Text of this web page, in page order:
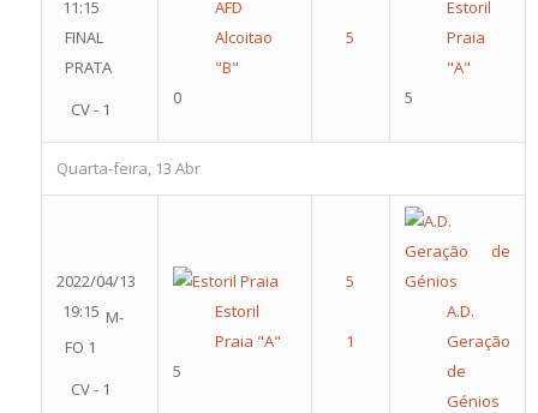
11:15
FINAL
PRATA
CV - 1
AFD
Alcoitao
"B"
0
Estoril
Praia
"A"
5
Quarta-feira, 13 Abr
2022/04/13
19:15 M-
FO 1
CV - 1
Estoril
Praia "A"
5
A.D.
Geração
de
Génios